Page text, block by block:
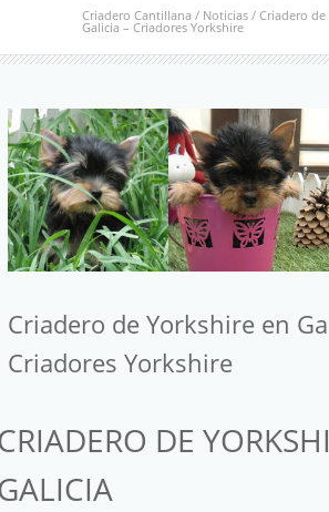
Criadero Cantillana / Noticias / Criadero de
Galicia – Criadores Yorkshire
Criadero de Yorkshire en
Criadores Yorkshire
DE